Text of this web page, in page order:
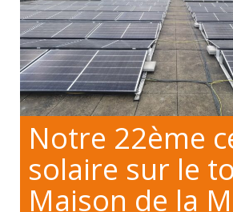
Notre 22ème
solaire sur le
Maison de la